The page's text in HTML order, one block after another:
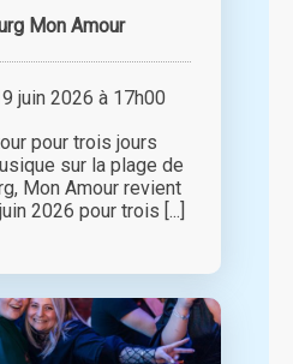
Mon Amour
juin 2026 à 17h00
pour trois jours
sur la plage de
Mon Amour revient
2026 pour trois [...]